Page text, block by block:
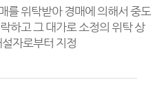
를 위탁받아 경매에 의해서 중도
하고 그 대가로 소정의 위탁 상
자로부터 지정